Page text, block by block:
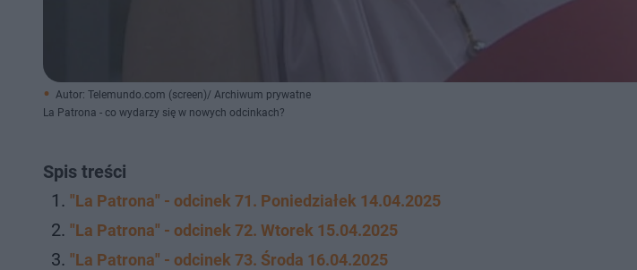
Autor: Telemundo.com (screen)/ Archiwum prywatne
La Patrona - co wydarzy się w nowych odcinkach?
Spis treści
"La Patrona" - odcinek 71. Poniedziałek 14.04.2025
"La Patrona" - odcinek 72. Wtorek 15.04.2025
"La Patrona" - odcinek 73. Środa 16.04.2025